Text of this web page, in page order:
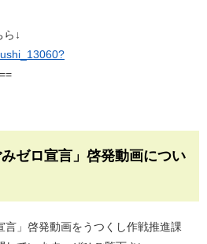
↓
==
ゼロ宣言」啓発動画につい
」啓発動画をうつくし作戦推進課